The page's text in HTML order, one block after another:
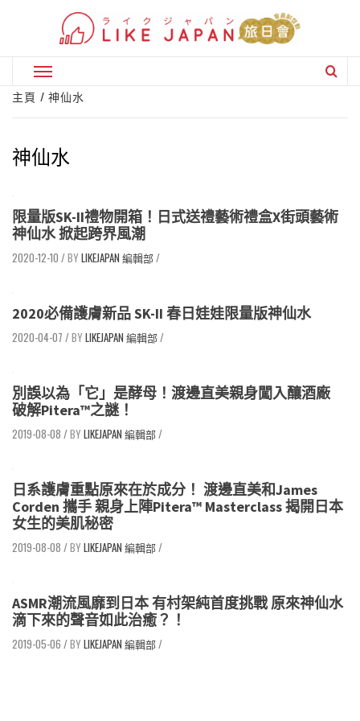
Primary
Menu
主頁 神仙水
神仙水
限量版SK-II禮物開箱！日式送禮藝術禮盒X街頭藝術
神仙水 掀起跨界風潮
2020-12-10 / LIKEJAPAN 編輯部/
2020必備護膚新品 SK-II 春日娃娃限量版神仙水
2020-04-07 / LIKEJAPAN 編輯部/
別誤以為「它」是酵母！渡邊直美親身闖入釀酒廠
破解Pitera™之謎！
2019-08-08 / LIKEJAPAN 編輯部/
日系護膚重點原來在於成分！ 渡邊直美和James
Corden 攜手 親身上陣Pitera™ Masterclass 揭開日本
女生的美肌秘密
2019-08-08 / LIKEJAPAN 編輯部/
ASMR潮流風靡到日本 有村架純首度挑戰 原來神仙水
滴下來的聲音如此治癒？！
2019-05-06 / LIKEJAPAN 編輯部/